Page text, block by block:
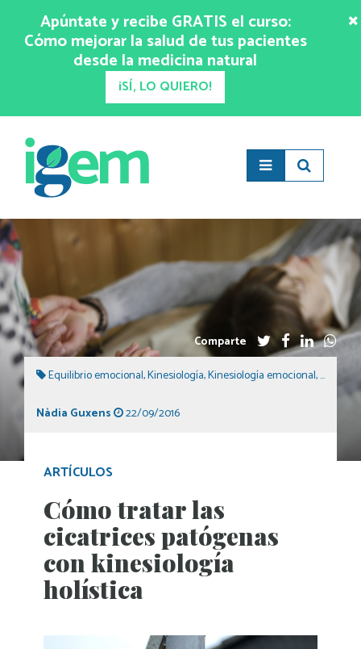
Apúntate y recibe GRATIS el curso:
Cómo mejorar la salud de tus pacientes
desde la medicina natural
¡SÍ, LO QUIERO!
Comparte
Equilibrio emocional,Kinesiología,Kinesiología emocional,
Nàdia Guxens 22/09/2016
ARTÍCULOS
Cómo tratar las
cicatrices patógenas
con kinesiología
holística